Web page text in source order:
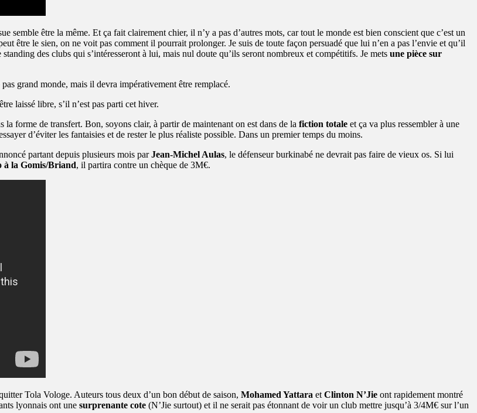
semble être la même. Et ça fait clairement chier, il n’y a pas d’autres mots, car tout le monde est bien conscient que c’est un
être le sien, on ne voit pas comment il pourrait prolonger. Je suis de toute façon persuadé que lui n’en a pas l’envie et qu’il
des clubs qui s’intéresseront à lui, mais nul doute qu’ils seront nombreux et compétitifs. Je mets une pièce sur
grand monde, mais il devra impérativement être remplacé.
laissé libre, s’il n’est pas parti cet hiver.
forme de transfert. Bon, soyons clair, à partir de maintenant on est dans de la fiction totale et ça va plus ressembler à une
d’éviter les fantaisies et de rester le plus réaliste possible. Dans un premier temps du moins.
partant depuis plusieurs mois parJean-Michel Aulas, le défenseur burkinabé ne devrait pas faire de vieux os. Si lui
à la Gomis/Briand, il partira contre un chèque de 3M€.
Tola Vologe. Auteurs tous deux d’un bon début de saison, Mohamed Yattara et Clinton N’Jie ont rapidement montré
lyonnais ont une surprenante cote (N’Jie surtout) et il ne serait pas étonnant de voir un club mettre jusqu’à 3/4M€ sur l’un